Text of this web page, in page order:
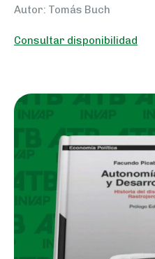
Autor: Tomás Buch
Consultar disponibilidad